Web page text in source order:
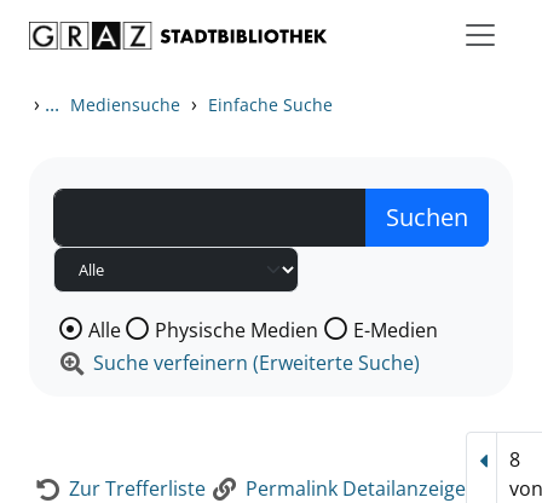
› ... Mediensuche › Einfache Suche
Wählen Sie die Medienart nach der Sie suchen wollen.
Alle Physische Medien
E-Medien
Suche verfeinern (Erweiterte Suche)
Zur Trefferliste Permalink Detailanzeige
8
von